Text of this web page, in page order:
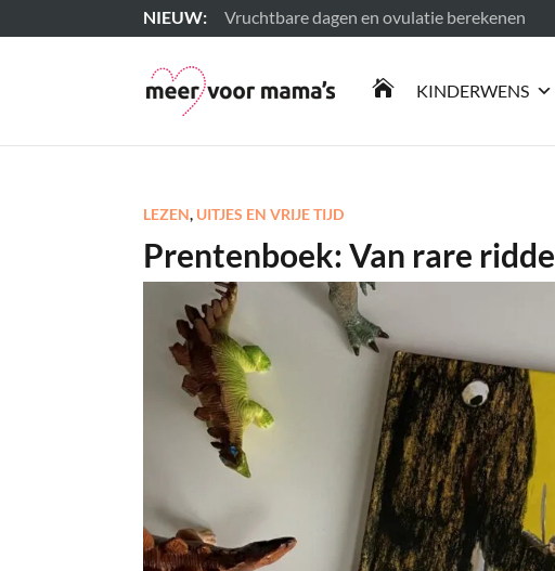
Vruchtbare dagen en ovulatie berekenen
Lees meer
 KINDERWENS
LEZEN, UITJES EN VRIJE TIJD
Prentenboek: Van rare